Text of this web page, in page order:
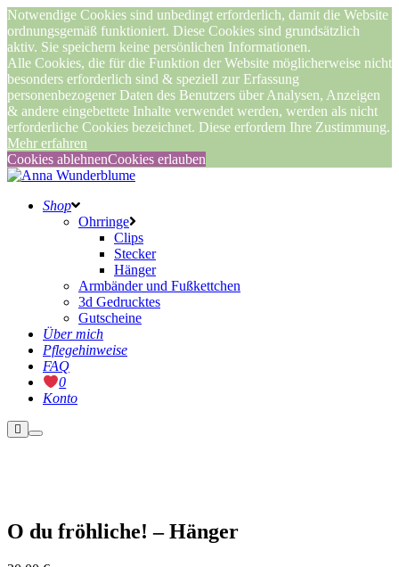
Notwendige Cookies sind unbedingt erforderlich, damit die Website
ordnungsgemäß funktioniert. Diese Cookies sind grundsätzlich
aktiv. Sie speichern keine persönlichen Informationen.
Alle Cookies, die für die Funktion der Website möglicherweise nicht
besonders erforderlich sind & speziell zur Erfassung
personenbezogener Daten des Benutzers über Analysen, Anzeigen
& andere eingebettete Inhalte verwendet werden, werden als nicht
erforderliche Cookies bezeichnet. Diese erfordern Ihre Zustimmung.
Mehr erfahren
Cookies ablehnenCookies erlauben
Shop
Ohrringe
Clips
Stecker
Hänger
Armbänder und Fußkettchen
3d Gedrucktes
Gutscheine
Über mich
Pflegehinweise
FAQ
0
Konto
Weitere
Informationen
Hauptmenü
O du fröhliche! – Hänger